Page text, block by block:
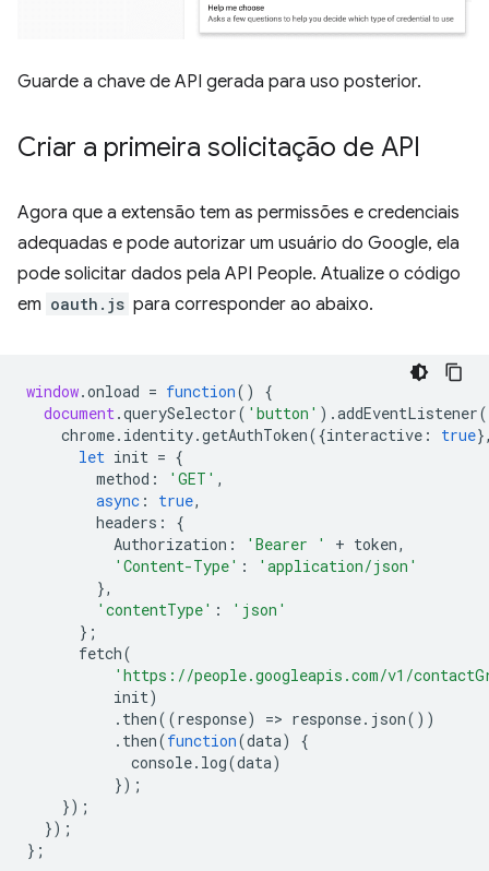
Guarde a chave de API gerada para uso posterior.
Criar a primeira solicitação de API
Agora que a extensão tem as permissões e credenciais
adequadas e pode autorizar um usuário do Google, ela
pode solicitar dados pela API People. Atualize o código
em oauth.js para corresponder ao abaixo.
window.onload = function()
{
document.querySelector( 'button' ).addEventListener(
chrome. identity.getAuthToken({interactive : true
let init = {
method : 'GET' ,
async : true,
headers :
{
Authorization : 'Bearer ' + token,
'Content-Type' :
'application/json'
},
'contentType' :
'json'
};
fetch(
'https://people.googleapis.com/v1/
init)
. then((response) => response. json())
. then(function(data)
{
console. log(data)
});
});
});
};